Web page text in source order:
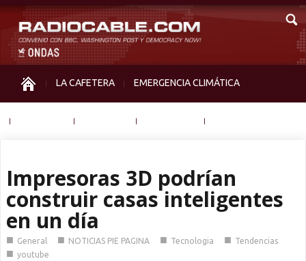
LA CAFETERA EMERGENCIA CLIMÁTICA
Impresoras 3D podrían
construir casas inteligentes
en un día
■ General ■ NOTICIAS PIE PAGINA ■ Tecnologia ■ Tendencias
■ youtube